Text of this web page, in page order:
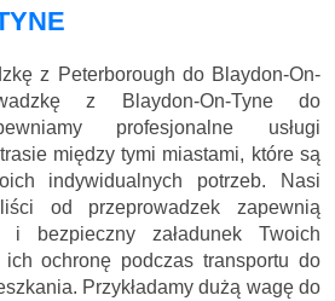
z Peterborough do Blaydon-On-
z Blaydon-On-Tyne do
profesjonalne usługi
między tymi miastami, które są
indywidualnych potrzeb. Nasi
od przeprowadzek zapewnią
i bezpieczny załadunek Twoich
ochronę podczas transportu do
Przykładamy dużą wagę do